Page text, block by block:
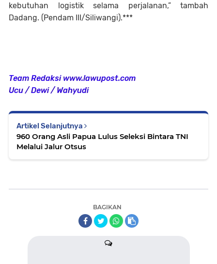
kebutuhan logistik selama perjalanan,” tambah
Dadang. (Pendam III/Siliwangi).***
Team Redaksi www.lawupost.com
Ucu / Dewi / Wahyudi
Artikel Selanjutnya
960 Orang Asli Papua Lulus Seleksi Bintara TNI
Melalui Jalur Otsus
BAGIKAN